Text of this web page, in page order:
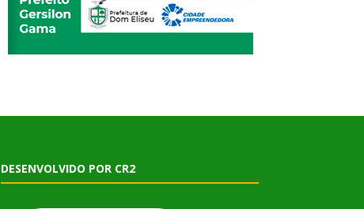
DESENVOLVIDO POR CR2